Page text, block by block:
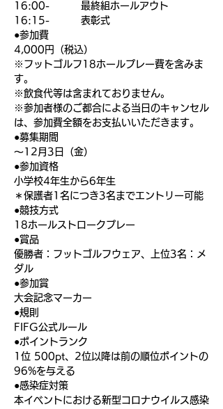
16:00-         最終組ホールアウト
16:15-         表彰式
●参加費
4,000円（税込）
※フットゴルフ18ホールプレー費を含みま
す。
※飲食代等は含まれておりません。
※参加者様のご都合による当日のキャンセル
は、参加費全額をお支払いいただきます。
●募集期間
〜12月3日（金）
●参加資格
小学校4年生から6年生
＊保護者1名につき3名までエントリー可能
●競技方式
18ホールストロークプレー
●賞品
優勝者：フットゴルフウェア、上位3名：メ
ダル
●参加賞
大会記念マーカー
●規則
FIFG公式ルール
●ポイントランク
1位 500pt、2位以降は前の順位ポイントの
96%を与える
●感染症対策
本イベントにおける新型コロナウイルス感染